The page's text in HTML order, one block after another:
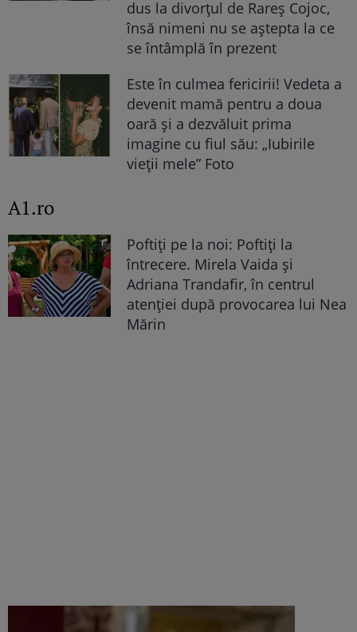
dus la divorțul de Rareș Cojoc,
însă nimeni nu se aștepta la ce
se întâmplă în prezent
Este în culmea fericirii! Vedeta a
devenit mamă pentru a doua
oară și a dezvăluit prima
imagine cu fiul său: „Iubirile
vieții mele” Foto
A1.ro
Poftiți pe la noi: Poftiți la
întrecere. Mirela Vaida și
Adriana Trandafir, în centrul
atenției după provocarea lui Nea
Mărin